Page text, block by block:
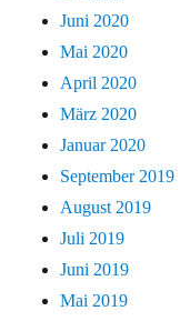
Juni 2020
Mai 2020
April 2020
März 2020
Januar 2020
September 2019
August 2019
Juli 2019
Juni 2019
Mai 2019